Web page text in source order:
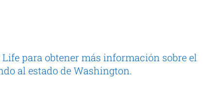
para obtener más información sobre el
al estado de Washington.